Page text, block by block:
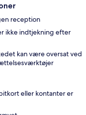
reception
ikke indtjekning efter
kan være oversat ved
eller kontanter er